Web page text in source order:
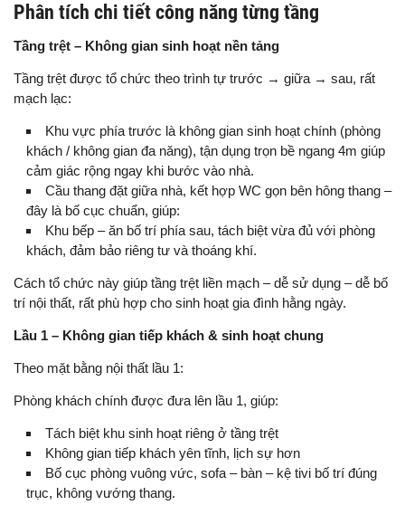
Phân tích chi tiết công năng từng tầng
Tầng trệt – Không gian sinh hoạt nền tảng
Tầng trệt được tổ chức theo trình tự trước → giữa → sau, rất
mạch lạc:
Khu vực phía trước là không gian sinh hoạt chính (phòng
khách / không gian đa năng), tận dụng trọn bề ngang 4m giúp
cảm giác rộng ngay khi bước vào nhà.
Cầu thang đặt giữa nhà, kết hợp WC gọn bên hông thang –
đây là bố cục chuẩn, giúp:
Khu bếp – ăn bố trí phía sau, tách biệt vừa đủ với phòng
khách, đảm bảo riêng tư và thoáng khí.
Cách tổ chức này giúp tầng trệt liền mạch – dễ sử dụng – dễ bố
trí nội thất, rất phù hợp cho sinh hoạt gia đình hằng ngày.
Lầu 1 – Không gian tiếp khách & sinh hoạt chung
Theo mặt bằng nội thất lầu 1:
Phòng khách chính được đưa lên lầu 1, giúp:
Tách biệt khu sinh hoạt riêng ở tầng trệt
Không gian tiếp khách yên tĩnh, lịch sự hơn
Bố cục phòng vuông vức, sofa – bàn – kệ tivi bố trí đúng
trục, không vướng thang.